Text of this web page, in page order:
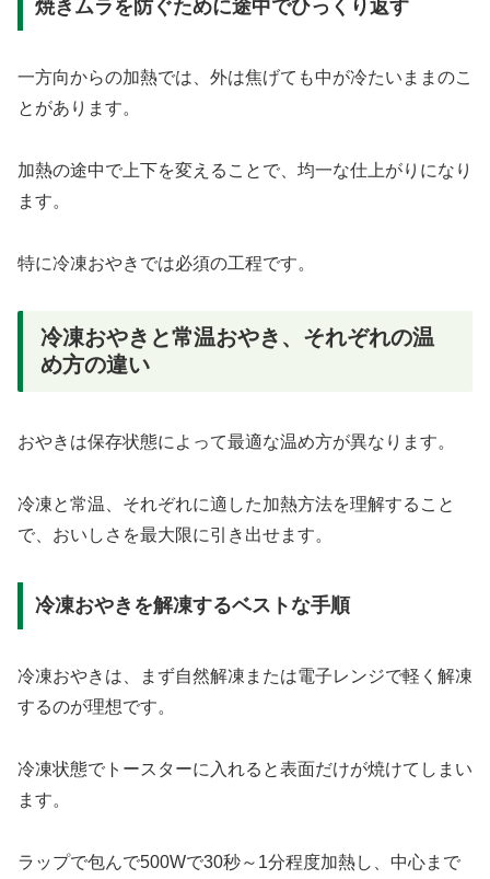
焼きムラを防ぐために途中でひっくり返す
一方向からの加熱では、外は焦げても中が冷たいままのこ
とがあります。
加熱の途中で上下を変えることで、均一な仕上がりになり
ます。
特に冷凍おやきでは必須の工程です。
冷凍おやきと常温おやき、それぞれの温
め方の違い
おやきは保存状態によって最適な温め方が異なります。
冷凍と常温、それぞれに適した加熱方法を理解すること
で、おいしさを最大限に引き出せます。
冷凍おやきを解凍するベストな手順
冷凍おやきは、まず自然解凍または電子レンジで軽く解凍
するのが理想です。
冷凍状態でトースターに入れると表面だけが焼けてしまい
ます。
ラップで包んで500Wで30秒～1分程度加熱し、中心まで